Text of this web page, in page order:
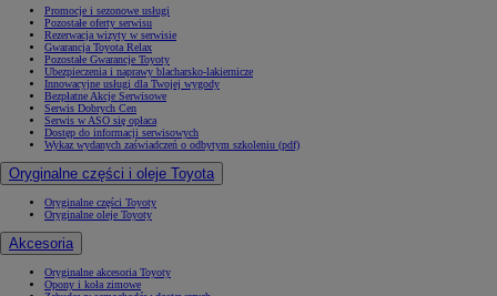
Promocje i sezonowe usługi
Pozostałe oferty serwisu
Rezerwacja wizyty w serwisie
Gwarancja Toyota Relax
Pozostałe Gwarancje Toyoty
Ubezpieczenia i naprawy blacharsko-lakiernicze
Innowacyjne usługi dla Twojej wygody
Bezpłatne Akcje Serwisowe
Serwis Dobrych Cen
Serwis w ASO się opłaca
Dostęp do informacji serwisowych
Wykaz wydanych zaświadczeń o odbytym szkoleniu (pdf)
Oryginalne części i oleje Toyota
Oryginalne części Toyoty
Oryginalne oleje Toyoty
Akcesoria
Oryginalne akcesoria Toyoty
Opony i koła zimowe